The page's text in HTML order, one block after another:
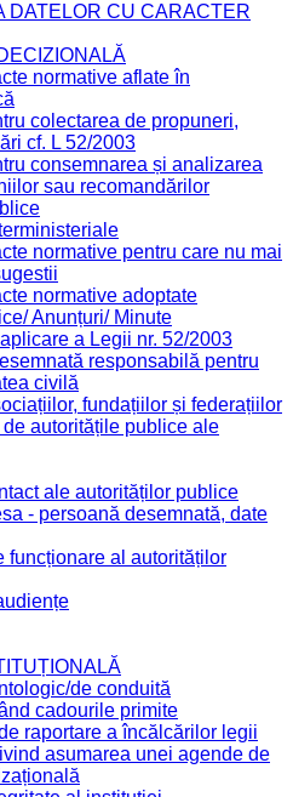
DATELOR CU CARACTER
normative aflate în
colectarea de propuneri,
cf. L 52/2003
consemnarea și analizarea
sau recomandărilor
normative pentru care nu mai
normative adoptate
Anunțuri/ Minute
a Legii nr. 52/2003
responsabilă pentru
civilă
fundațiilor și federațiilor
de autoritățile publice ale
ale autorităților publice
- persoană desemnată, date
funcționare al autorităților
de conduită
cadourile primite
raportare a încălcărilor legii
asumarea unei agende de